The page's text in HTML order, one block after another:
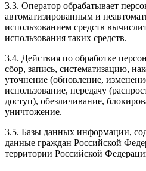
3.3. Оператор обрабатывает
автоматизированным и
использованием средств
использования таких средств.
3.4. Действия по обработке
сбор, запись, систематизацию,
уточнение (обновление,
использование, передачу
доступ), обезличивание,
уничтожение.
3.5. Базы данных информации,
данные граждан Российской
территории Российской